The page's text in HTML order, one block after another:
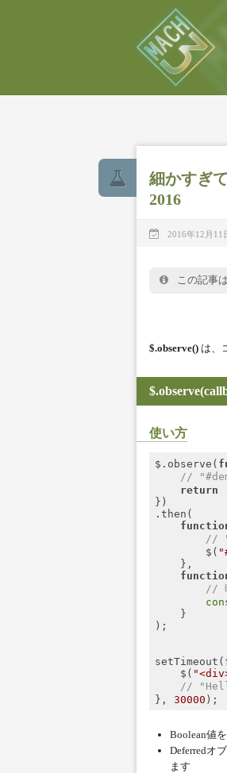
細かすぎ
2016
2016年12月11
この記事
$.observe() は、
使い方
$.observe(
//
return
})
.then(
//
        $(
    },
//
    }
);
setTimeout(
    $(
//
}, 30000
Boolean値
Deferredオ
ます